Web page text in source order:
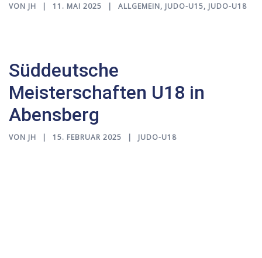
VON JH 11. MAI 2025 ALLGEMEIN, JUDO-U15, JUDO-U18
Süddeutsche
Meisterschaften U18 in
Abensberg
VON JH 15. FEBRUAR 2025 JUDO-U18